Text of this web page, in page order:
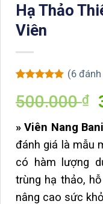
Hạ Thảo
Viên
dựa trên
đánh giá
(6đánh
500.000₫
»Viên Nang
đánh giá là mẫu
có hàm lượng
trùng hạ thảo,
nâng cao sức